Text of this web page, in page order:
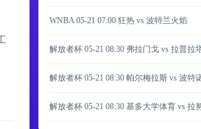
WNBA 05-21 07:00 狂热 vs 波特兰火焰
解放者杯 05-21 08:30 弗拉门戈 vs 拉普拉
解放者杯 05-21 08:30 帕尔梅拉斯 vs 波特
解放者杯 05-21 08:30 基多大学体育 vs 拉